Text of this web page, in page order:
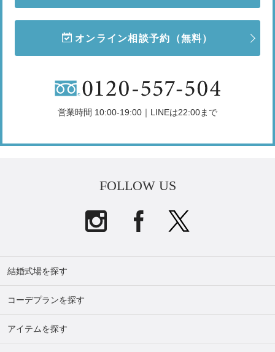
オンライン相談予約 （無料）
営業時間 10:00-19:00｜LINEは22:00まで
FOLLOW US
結婚式場を探す
コーデプランを探す
アイテムを探す